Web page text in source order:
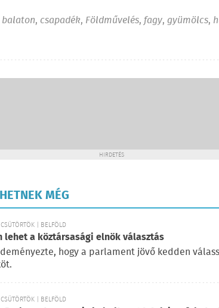
balaton, csapadék, Földművelés,fagy, gyümölcs,
HIRDETÉS
MÉG
| BELFÖLD
lehet a köztársasági elnök választás
hogy a parlament jövő kedden
| BELFÖLD